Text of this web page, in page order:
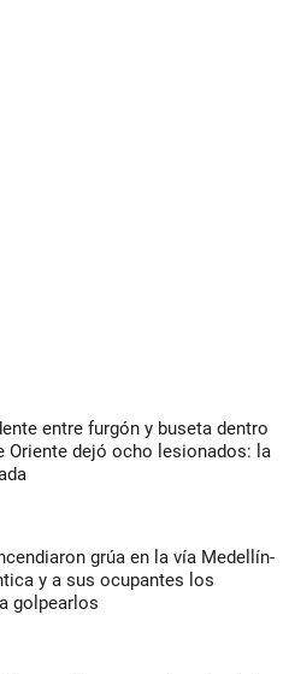
entre furgón y buseta dentro
Oriente dejó ocho lesionados: la
grúa en la vía Medellín-
y a sus ocupantes los
golpearlos